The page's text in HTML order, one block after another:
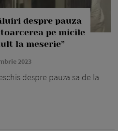
despre pauza
pe micile
la meserie”
2023
despre pauza sa de la